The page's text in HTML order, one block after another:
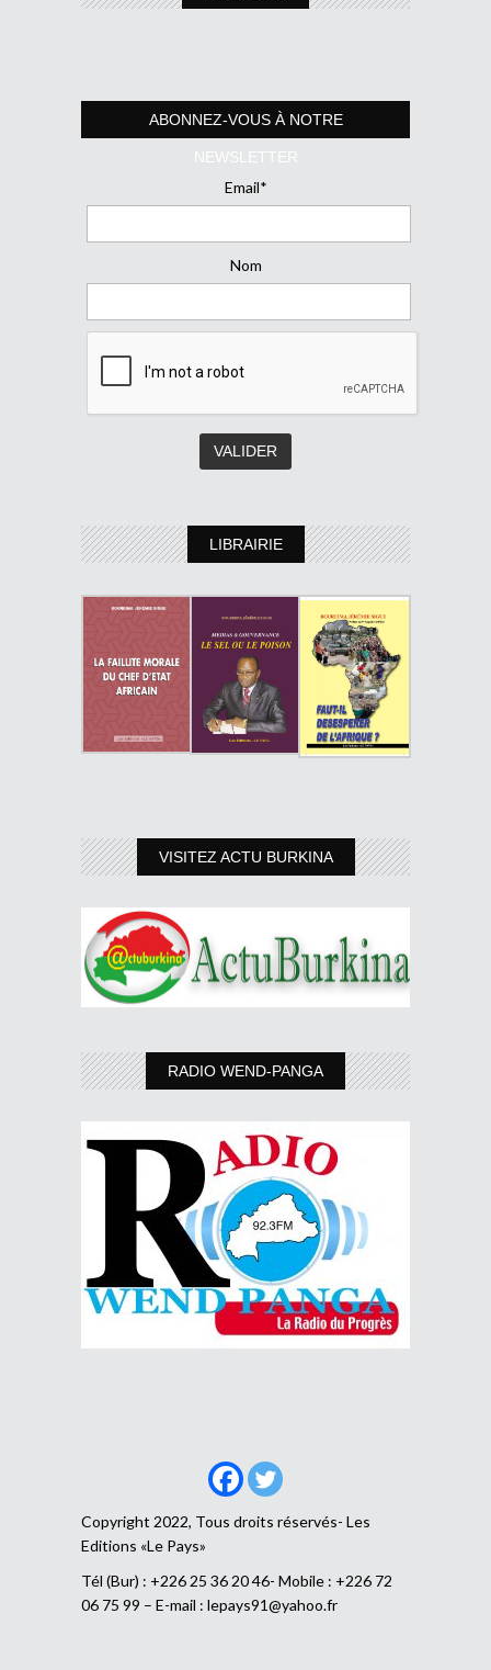
ABONNEZ-VOUS À NOTRE
NEWSLETTER
Email*
Nom
LIBRAIRIE
VISITEZ ACTU BURKINA
RADIO WEND-PANGA
Copyright 2022, Tous droits réservés- Les
Editions «Le Pays»
Tél (Bur) : +226 25 36 20 46- Mobile : +226 72
06 75 99 – E-mail : lepays91@yahoo.fr